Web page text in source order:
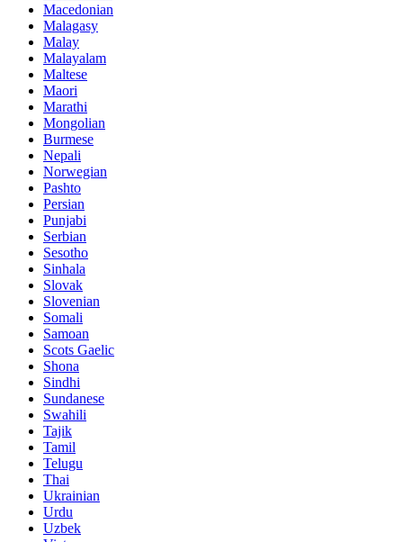
Macedonian
Malagasy
Malay
Malayalam
Maltese
Maori
Marathi
Mongolian
Burmese
Nepali
Norwegian
Pashto
Persian
Punjabi
Serbian
Sesotho
Sinhala
Slovak
Slovenian
Somali
Samoan
Scots Gaelic
Shona
Sindhi
Sundanese
Swahili
Tajik
Tamil
Telugu
Thai
Ukrainian
Urdu
Uzbek